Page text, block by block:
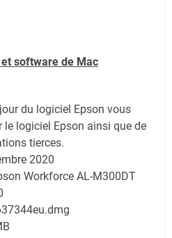
software de Mac
du logiciel Epson vous
le logiciel Epson ainsi que de
tierces.
2020
Workforce AL-M300DT